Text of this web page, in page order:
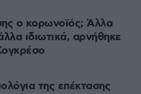
ο κορωνοϊός; Άλλα
ιδιωτικά, αρνήθηκε
της επέκτασης